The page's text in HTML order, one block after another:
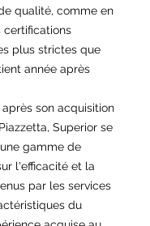
qualité, comme en
certifications
plus strictes que
année après
son acquisition
Superior se
gamme de
l'efficacité et la
par les services
du